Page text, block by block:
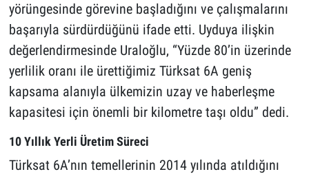
yörüngesinde görevine başladığını ve çalışmalarını
başarıyla sürdürdüğünü ifade etti. Uyduya ilişkin
değerlendirmesinde Uraloğlu, “Yüzde 80’in üzerinde
yerlilik oranı ile ürettiğimiz Türksat 6A geniş
kapsama alanıyla ülkemizin uzay ve haberleşme
kapasitesi için önemli bir kilometre taşı oldu” dedi.
10 Yıllık Yerli Üretim Süreci
Türksat 6A’nın temellerinin 2014 yılında atıldığını